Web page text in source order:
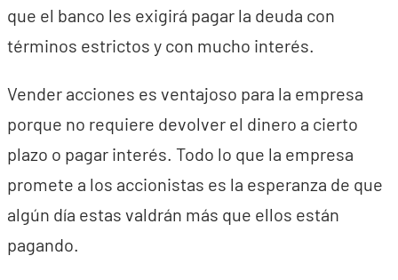
que el banco les exigirá pagar la deuda con
términos estrictos y con mucho interés.
Vender acciones es ventajoso para la empresa
porque no requiere devolver el dinero a cierto
plazo o pagar interés. Todo lo que la empresa
promete a los accionistas es la esperanza de que
algún día estas valdrán más que ellos están
pagando.